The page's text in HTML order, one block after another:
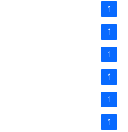
1
1
1
1
1
1